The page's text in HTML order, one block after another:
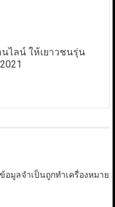
ไลน์ ให้เยาวชนรุ่น
อมูลจำเป็นถูกทำเครื่องหมาย